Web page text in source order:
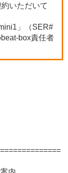
いただいて
」（SER#
box責任者